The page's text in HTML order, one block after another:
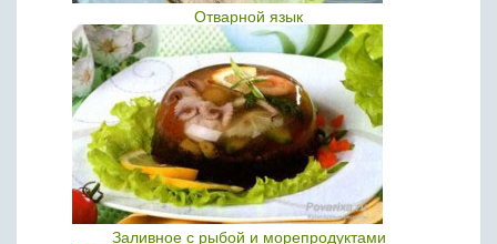
Отварной язык
Заливное с рыбой и морепродуктами